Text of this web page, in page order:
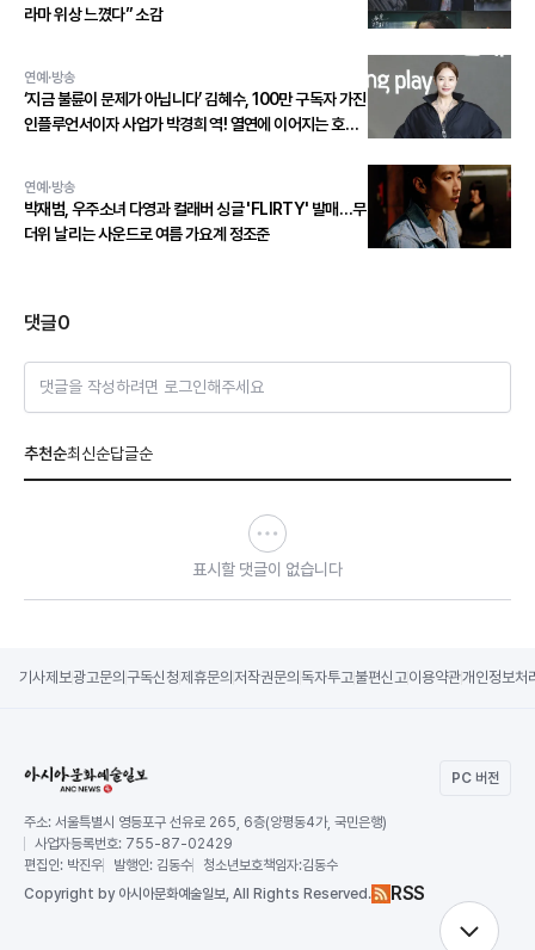
라마 위상 느꼈다” 소감
연예·방송
‘지금 불륜이 문제가 아닙니다’ 김혜수, 100만 구독자 가진
인플루언서이자 사업가 박경희 역! 열연에 이어지는 호평
연예·방송
박재범, 우주소녀 다영과 컬래버 싱글 'FLIRTY' 발매…무
더위 날리는 사운드로 여름 가요계 정조준
댓글0
댓글을 작성하려면 로그인해주세요
추천순최신순답글순
표시할 댓글이 없습니다
기사제보광고문의 구독신청제휴문의 저작권문의 독자투고불편신고이용약관개인정보처
PC 버전
주소: 서울특별시 영등포구 선유로 265, 6층(양평동4가, 국민은행)
사업자등록번호: 755-87-02429
편집인: 박진우 발행인: 김동수 청소년보호책임자:김동수
Copyright by 아시아문화예술일보, All Rights Reserved. RSS